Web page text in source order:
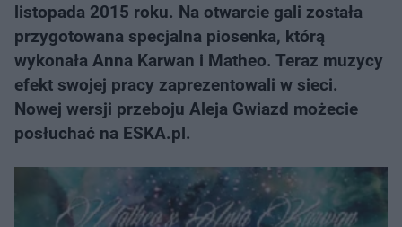
listopada 2015 roku. Na otwarcie gali została
przygotowana specjalna piosenka, którą
wykonała Anna Karwan i Matheo. Teraz muzycy
efekt swojej pracy zaprezentowali w sieci.
Nowej wersji przeboju Aleja Gwiazd możecie
posłuchać na ESKA.pl.